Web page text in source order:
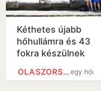
Kéthetes újabb
hőhullámra és 43
fokra készülnek
egy hónap
OLASZORSZÁG